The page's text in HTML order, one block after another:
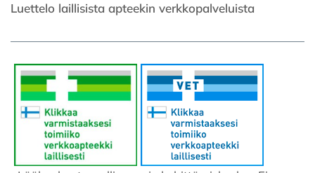
Luettelo laillisista apteekin verkkopalveluista